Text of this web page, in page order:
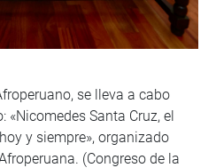
se lleva a cabo
«Nicomedes Santa Cruz, el
y siempre», organizado
(Congreso de la